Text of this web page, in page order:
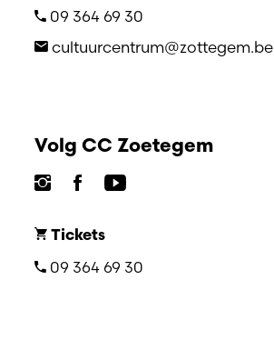
09 364 69 30
cultuurcentrum@zottegem.be
Volg CC Zoetegem
Tickets
09 364 69 30